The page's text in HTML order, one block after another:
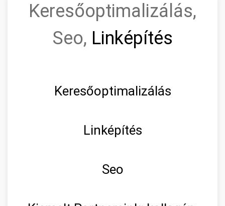
Keresőoptimalizálás,
Seo, Linképítés
Keresőoptimalizálás
Linképítés
Seo